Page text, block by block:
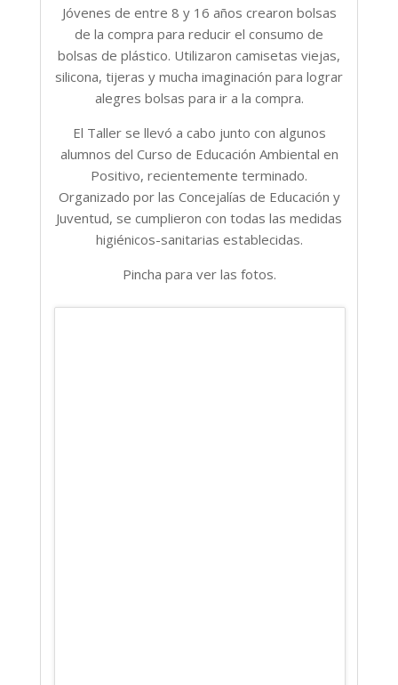
Jóvenes de entre 8 y 16 años crearon bolsas
de la compra para reducir el consumo de
bolsas de plástico. Utilizaron camisetas viejas,
silicona, tijeras y mucha imaginación para lograr
alegres bolsas para ir a la compra.
El Taller se llevó a cabo junto con algunos
alumnos del Curso de Educación Ambiental en
Positivo, recientemente terminado.
Organizado por las Concejalías de Educación y
Juventud, se cumplieron con todas las medidas
higiénicos-sanitarias establecidas.
Pincha para ver las fotos.